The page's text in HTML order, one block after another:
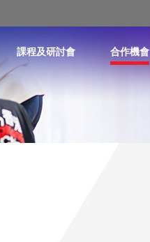
課程及研討會 合作機會